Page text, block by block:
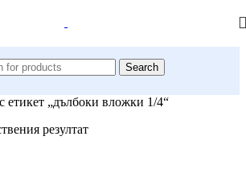
Search
етикет „дълбоки вложки 1/4“
резултат